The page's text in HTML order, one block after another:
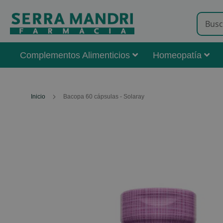
Complementos Alimenticios Homeopatía
Inicio Bacopa 60 cápsulas - Solaray